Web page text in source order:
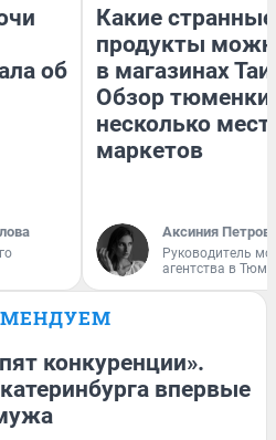
об
Какие странные
продукты
в магазинах
Обзор тюменки
несколько
маркетов
Аксиния
Руководитель
агентства в
конкуренции».
впервые